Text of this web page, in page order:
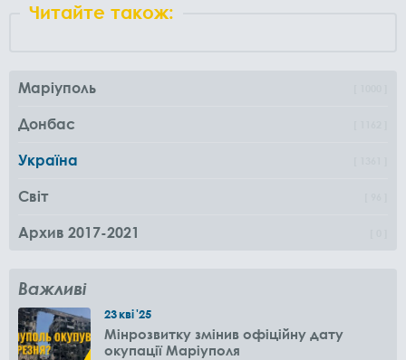
Читайте також:
Маріуполь
Донбас
Україна
Світ
Архив 2017-2021
Важливі
23кві'25
Мінрозвитку змінив офіційну дату
окупації Маріуполя